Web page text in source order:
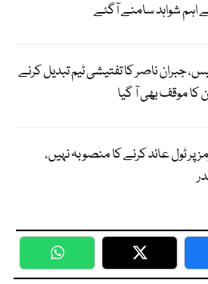
اہم شواہد سامنے آگئے
جبران ناصر کا تفتیشی ٹیم تبدیل کرنے
کا موقف بھی آ گیا
پر ٹول عائد کرنے کا منصوبہ نہیں،
WhatsApp Twitter